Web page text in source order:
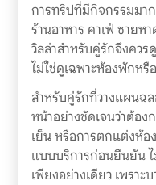
การทริปที่มีกิจกรรมมา
ร้านอาหาร คาเฟ่ ชายห
วิลล่าสำหรับคู่รักจึงคว
ไม่ใช่ดูเฉพาะห้องพักหรื
สำหรับคู่รักที่วางแผนฉ
หน้าอย่างชัดเจนว่าต้อง
เย็น หรือการตกแต่งห้อ
แบบบริการก่อนยืนยัน ไ
เพียงอย่างเดียว เพราะ